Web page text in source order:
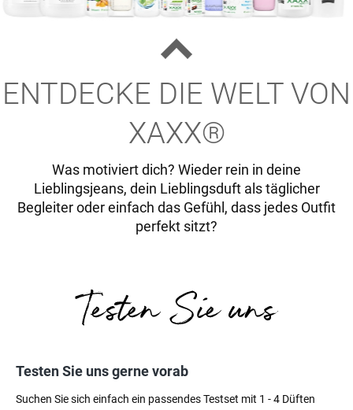
ENTDECKE DIE WELT VON
XAXX®
Was motiviert dich? Wieder rein in deine
Lieblingsjeans, dein Lieblingsduft als täglicher
Begleiter oder einfach das Gefühl, dass jedes Outfit
perfekt sitzt?
Testen Sie uns gerne vorab
Suchen Sie sich einfach ein passendes Testset mit 1 - 4 Düften